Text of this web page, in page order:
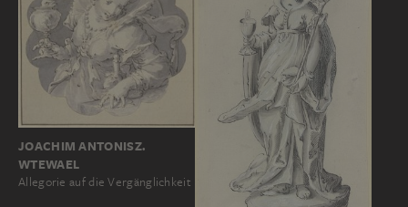
JOACHIM ANTONISZ.
WTEWAEL
Allegorie auf die Vergänglichkeit